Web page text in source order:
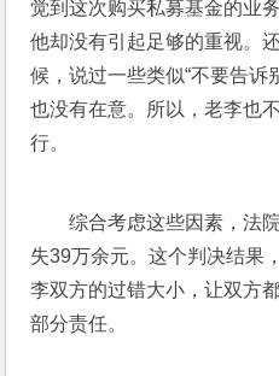
觉到这次购买私募基金的业
他却没有引起足够的重视。
候，说过一些类似“不要告诉
也没有在意。所以，老李也
行。
综合考虑这些因素，法
失39万余元。这个判决结果
李双方的过错大小，让双方
部分责任。